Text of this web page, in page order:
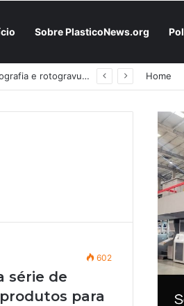
Sobre PlasticoNews.org
Fabricantes já têm o “plano B” na prateleira: PU 100% / NC-free existe, mas ainda é pouco usado: a hora é transformar isso em projeto de resiliência Home
602
série de
para